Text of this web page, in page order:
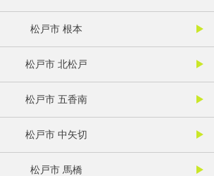
松戸市 根本
松戸市 北松戸
松戸市 五香南
松戸市 中矢切
松戸市 馬橋